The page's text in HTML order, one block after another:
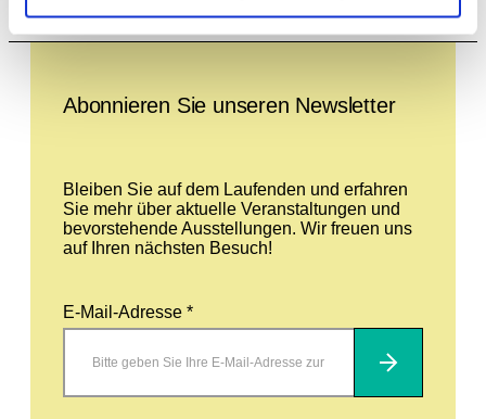
Abonnieren Sie unseren Newsletter
Bleiben Sie auf dem Laufenden und erfahren
Sie mehr über aktuelle Veranstaltungen und
bevorstehende Ausstellungen. Wir freuen uns
auf Ihren nächsten Besuch!
E-Mail-Adresse *
Abonnieren